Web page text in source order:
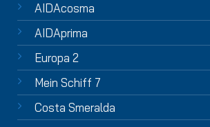
AIDAcosma
AIDAprima
Europa 2
Mein Schiff 7
Costa Smeralda